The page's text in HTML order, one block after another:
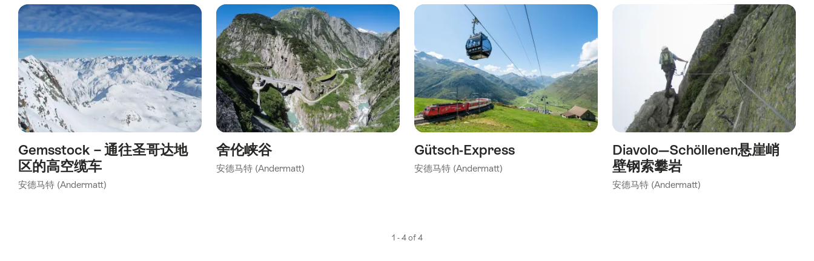
using
following
tags
Gemsstock－通往圣哥达地
区的高空缆车
安德马特 (Andermatt)
舍伦峡谷
安德马特 (Andermatt)
Gütsch-Express
安德马特 (Andermatt)
Diavolo—Schöllenen悬崖峭
壁钢索攀岩
安德马特 (Andermatt)
1 - 4 of 4